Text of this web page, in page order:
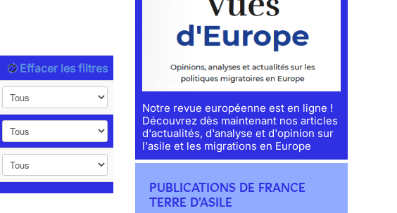
Effacer les filtres
Notre revue européenne est en ligne !
Découvrez dès maintenant nos articles
d'actualités, d'analyse et d'opinion sur
l'asile et les migrations en Europe
PUBLICATIONS DE FRANCE
TERRE D'ASILE